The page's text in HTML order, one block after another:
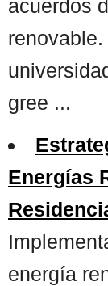
acuerdos
gree ...
Energías
energía